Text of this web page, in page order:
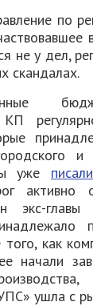
по
не у дел,
скандалах.
КП
и
уже писали
активно
главы
как
начали
ушла с